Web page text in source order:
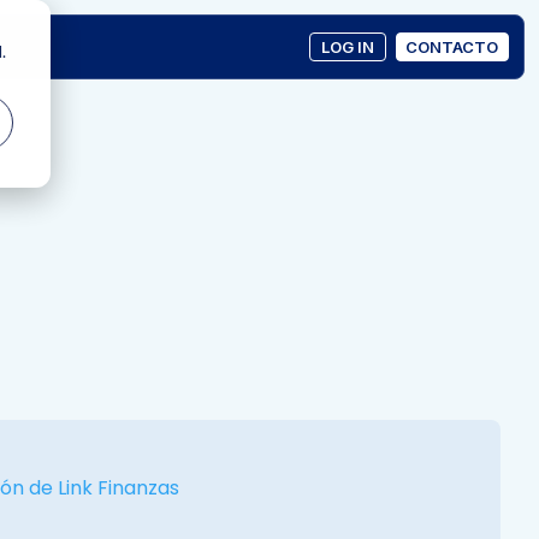
LOG IN CONTACTO
de Link Finanzas